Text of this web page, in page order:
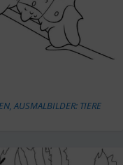
,AUSMALBILDER: TIERE